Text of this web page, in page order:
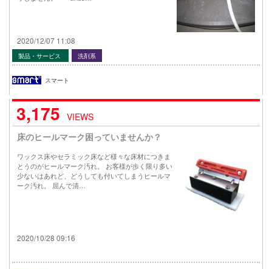
2020/12/07 11:08
製品・サービス 洗剤系
スマート
3,175 VIEWS
床のヒールマーク困っていませんか？
ワックス床やセラミック床など様々な床材につきま
とうのがヒールマーク汚れ。 お客様が歩く限り多い
少ないはあれど、どうしても付いてしまうヒールマ
ーク汚れ。 屈んで清…
2020/10/28 09:16